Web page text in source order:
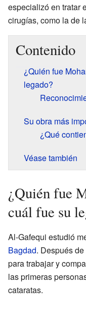
especializó en tratar
cirugías, como la de
Contenido
¿Quién fue
legado?
Su obra más
¿Qué
Véase también
¿Quién fue
cuál fue su
Al-Gafequi estudió
Bagdad. Después
para trabajar y
las primeras
cataratas.